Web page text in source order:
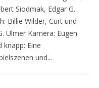
Siodmak, Edgar G.
Billie Wilder, Curt und
Ulmer Kamera: Eugen
knapp: Eine
und...